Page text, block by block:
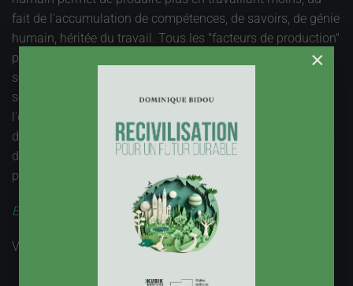
fait de l'accumulation de compétences, de savoirs, de génie
humain, héritée du travail. Tous les "facteurs de production"
pourraient être sollicités pour payer les retraites, ce qui ne
serait qu'un juste retour des choses, puisque les retraités
sont aussi des consommateurs et font ainsi tourner
l'économie. Libérons-nous des modes de penser hérités
d'un autre âge, tout en conservant les principes fondateurs
de solidarité, et nous verrons qu'un autre monde est
possible, même pour les retraites.
Edito du 4 décembre 2019
Vues : 2394
×